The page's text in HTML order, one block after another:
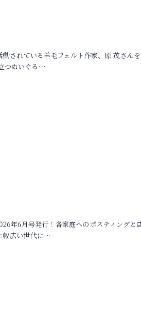
されている羊毛フェルト作家、原 茂さん
つぬいぐる…
年6月号発行！各家庭へのポスティングと
幅広い世代に…